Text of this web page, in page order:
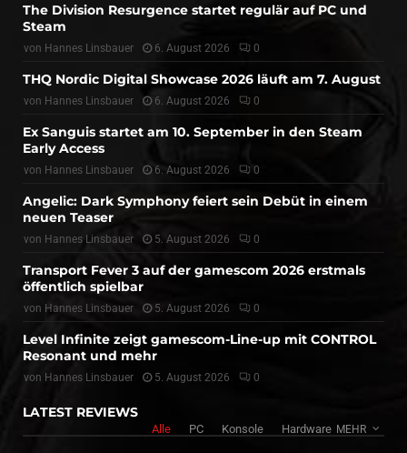
The Division Resurgence startet regulär auf PC und
Steam
von Hannes Linsbauer 6. August 2026 0
THQ Nordic Digital Showcase 2026 läuft am 7. August
von Hannes Linsbauer 6. August 2026 0
Ex Sanguis startet am 10. September in den Steam
Early Access
von Hannes Linsbauer 6. August 2026 0
Angelic: Dark Symphony feiert sein Debüt in einem
neuen Teaser
von Hannes Linsbauer 5. August 2026 0
Transport Fever 3 auf der gamescom 2026 erstmals
öffentlich spielbar
von Hannes Linsbauer 5. August 2026 0
Level Infinite zeigt gamescom-Line-up mit CONTROL
Resonant und mehr
von Hannes Linsbauer 5. August 2026 0
LATEST REVIEWS
Alle PC Konsole Hardware MEHR